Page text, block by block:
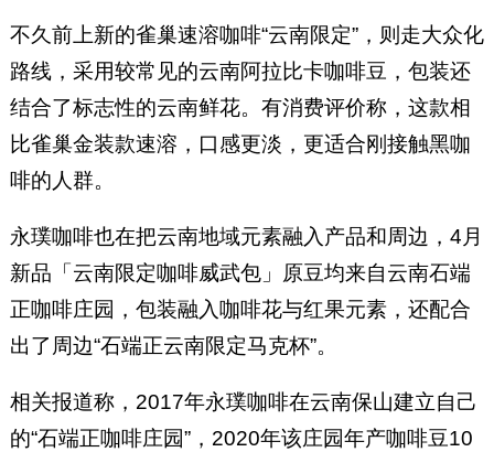
不久前上新的雀巢速溶咖啡“云南限定”，则走大众化
路线，采用较常见的云南阿拉比卡咖啡豆，包装还
结合了标志性的云南鲜花。有消费评价称，这款相
比雀巢金装款速溶，口感更淡，更适合刚接触黑咖
啡的人群。
永璞咖啡也在把云南地域元素融入产品和周边，4月
新品「云南限定咖啡威武包」原豆均来自云南石端
正咖啡庄园，包装融入咖啡花与红果元素，还配合
出了周边“石端正云南限定马克杯”。
相关报道称，2017年永璞咖啡在云南保山建立自己
的“石端正咖啡庄园”，2020年该庄园年产咖啡豆10